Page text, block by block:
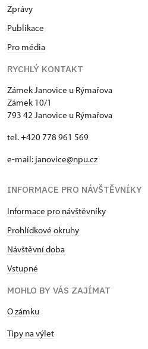
Zprávy
Publikace
Pro média
RYCHLÝ KONTAKT
Zámek Janovice u Rýmařova
Zámek 10/1
793 42 Janovice u Rýmařova
tel. +420 778 961 569
e-mail: janovice@npu.cz
INFORMACE PRO NÁVŠTĚVNÍKY
Informace pro návštěvníky
Prohlídkové okruhy
Návštěvní doba
Vstupné
MOHLO BY VÁS ZAJÍMAT
O zámku
Tipy na výlet